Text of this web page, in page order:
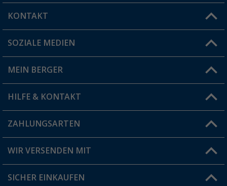
KONTAKT
Du hast eine Frage?
Filiale finden
SOZIALE MEDIEN
MEIN BERGER
Vorteilskarte
Blog
Jobs & Karriere
HILFE & KONTAKT
FAQ & Kontakt
Versandinformationen
ZAHLUNGSARTEN
WIR VERSENDEN MIT
SICHER EINKAUFEN